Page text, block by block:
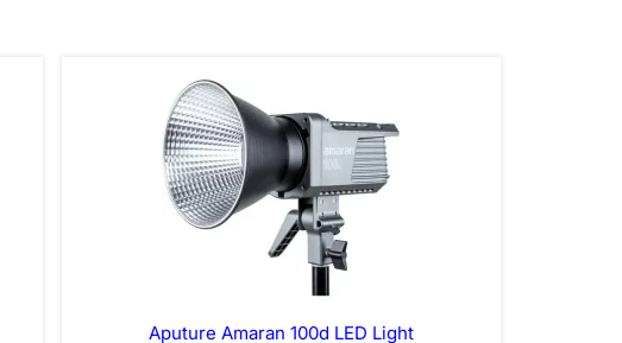
Aputure Amaran 100d LED Light